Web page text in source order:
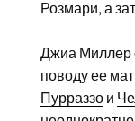
Розмари, а
Джиа Миллер
поводу ее
Пурраззои